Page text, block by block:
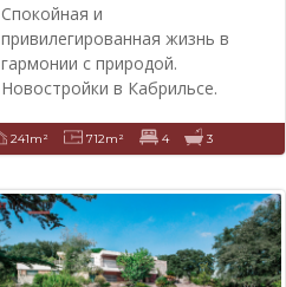
Спокойная и
привилегированная жизнь в
гармонии с природой.
Новостройки в Кабрильсе.
241m² 712m² 4 3